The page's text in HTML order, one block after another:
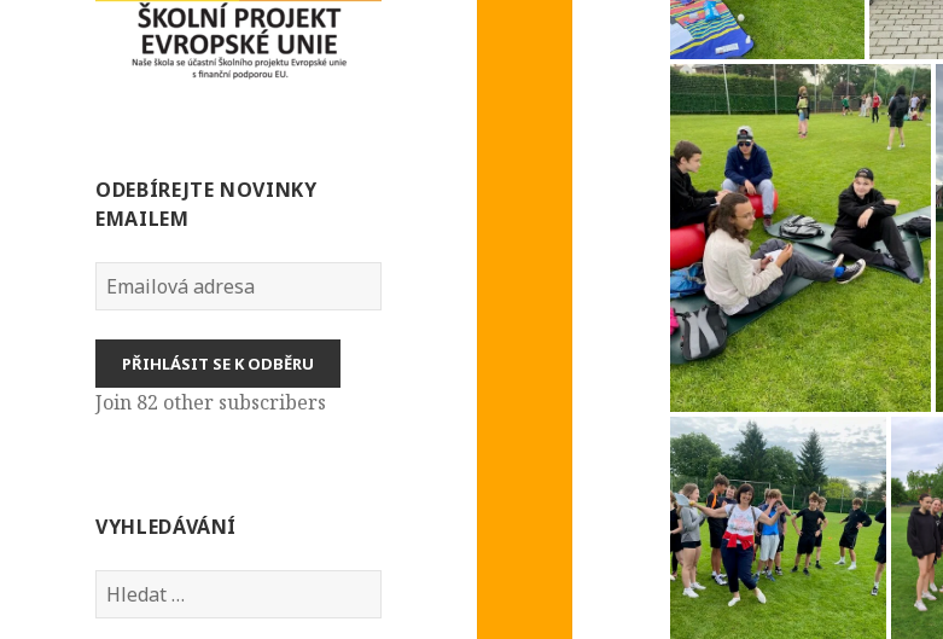
ODEBÍREJTE NOVINKY
EMAILEM
Emailová
adresa
PŘIHLÁSIT SE K ODBĚRU
Join 82 other subscribers
VYHLEDÁVÁNÍ
Vyhledávání